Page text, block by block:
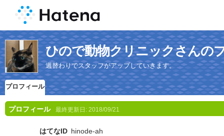
ひので動物クリニックさんの
週替わりでスタッフがアップしていきます。
プロフィール
プロフィール 最終更新日: 2018/09/21
はてなID hinode-ah